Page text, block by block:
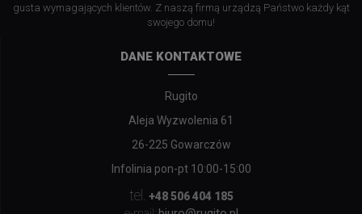
gusta wymagających klientów. Z naszą firmą urządzą Państwo każdy kąt
swojego domu!
DANE KONTAKTOWE
Rugito
Aleja Wyzwolenia 61
26-225 Gowarczów
Infolinia pon-pt 10:00-15:00
tel. +48 506 404 185